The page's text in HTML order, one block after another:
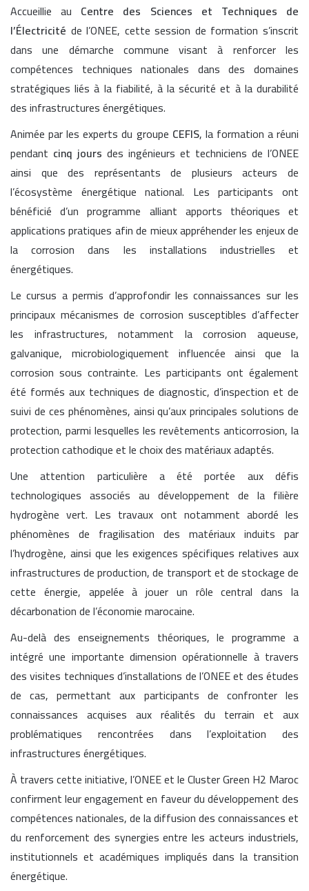
Accueillie au Centre des Sciences et Techniques de
l’Électricité de l’ONEE, cette session de formation s’inscrit
dans une démarche commune visant à renforcer les
compétences techniques nationales dans des domaines
stratégiques liés à la fiabilité, à la sécurité et à la durabilité
des infrastructures énergétiques.
Animée par les experts du groupe CEFIS, la formation a réuni
pendant cinq jours des ingénieurs et techniciens de l’ONEE
ainsi que des représentants de plusieurs acteurs de
l’écosystème énergétique national. Les participants ont
bénéficié d’un programme alliant apports théoriques et
applications pratiques afin de mieux appréhender les enjeux de
la corrosion dans les installations industrielles et
énergétiques.
Le cursus a permis d’approfondir les connaissances sur les
principaux mécanismes de corrosion susceptibles d’affecter
les infrastructures, notamment la corrosion aqueuse,
galvanique, microbiologiquement influencée ainsi que la
corrosion sous contrainte. Les participants ont également
été formés aux techniques de diagnostic, d’inspection et de
suivi de ces phénomènes, ainsi qu’aux principales solutions de
protection, parmi lesquelles les revêtements anticorrosion, la
protection cathodique et le choix des matériaux adaptés.
Une attention particulière a été portée aux défis
technologiques associés au développement de la filière
hydrogène vert. Les travaux ont notamment abordé les
phénomènes de fragilisation des matériaux induits par
l’hydrogène, ainsi que les exigences spécifiques relatives aux
infrastructures de production, de transport et de stockage de
cette énergie, appelée à jouer un rôle central dans la
décarbonation de l’économie marocaine.
Au-delà des enseignements théoriques, le programme a
intégré une importante dimension opérationnelle à travers
des visites techniques d’installations de l’ONEE et des études
de cas, permettant aux participants de confronter les
connaissances acquises aux réalités du terrain et aux
problématiques rencontrées dans l’exploitation des
infrastructures énergétiques.
À travers cette initiative, l’ONEE et le Cluster Green H2 Maroc
confirment leur engagement en faveur du développement des
compétences nationales, de la diffusion des connaissances et
du renforcement des synergies entre les acteurs industriels,
institutionnels et académiques impliqués dans la transition
énergétique.